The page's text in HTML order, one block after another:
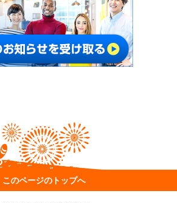
このページのトップへ